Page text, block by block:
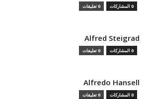
0 المشاركات 0 تعليقات
Alfred Steigrad
0 المشاركات 0 تعليقات
Alfredo Hansell
0 المشاركات 0 تعليقات